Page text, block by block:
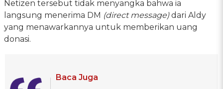
Netizen tersebut tidak menyangka bahwa ia
langsung menerima DM (direct message)dari Aldy
yang menawarkannya untuk memberikan uang
donasi.
Baca Juga